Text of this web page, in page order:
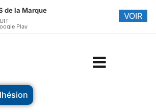
de la Marque
Play
VOIR